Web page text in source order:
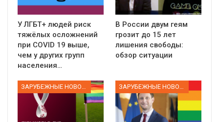
У ЛГБТ+ людей риск
тяжёлых осложнений
при COVID 19 выше,
чем у других групп
населения…
В России двум геям
грозит до 15 лет
лишения свободы:
обзор ситуации